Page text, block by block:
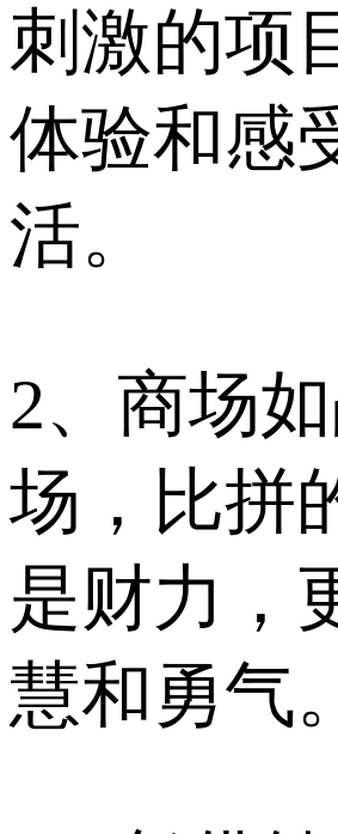
刺激的项
体验和感
活。
2、商场
场，比拼
是财力，
慧和勇气。